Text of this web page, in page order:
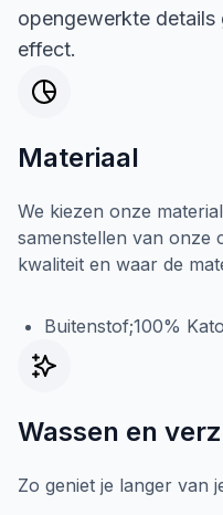
opengewerkte details
effect.
Materiaal
We kiezen onze
samenstellen van onze
kwaliteit en waar de
Buitenstof;100%
Wassen en
Zo geniet je langer van